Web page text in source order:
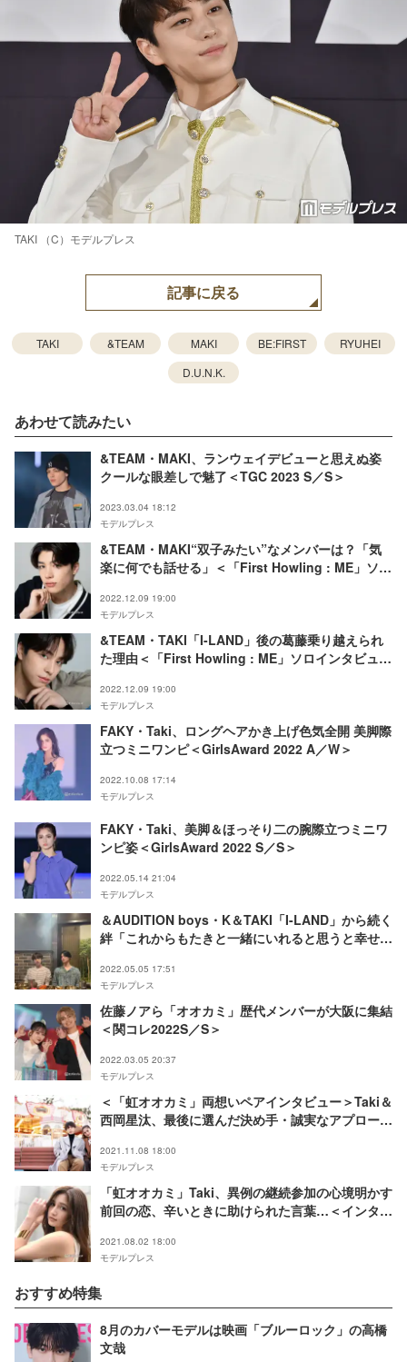
TAKI （C）モデルプレス
記事に戻る
TAKI &TEAM MAKI BE:FIRST
RYUHEI
D.U.N.K.
あわせて読みたい
&TEAM・MAKI、ランウェイデビューと思えぬ姿
クールな眼差しで魅了＜TGC 2023 S／S＞
2023.03.04 18:12
モデルプレス
&TEAM・MAKI“双子みたい”なメンバーは？「気
楽に何でも話せる」＜「First Howling : ME」ソロ
2022.12.09 19:00
モデルプレス
&TEAM・TAKI「I-LAND」後の葛藤乗り越えられ
た理由＜「First Howling : ME」ソロインタビュー
2022.12.09 19:00
モデルプレス
FAKY・Taki、ロングヘアかき上げ色気全開 美脚際
立つミニワンピ＜GirlsAward 2022 A／W＞
2022.10.08 17:14
モデルプレス
FAKY・Taki、美脚＆ほっそり二の腕際立つミニワ
ンピ姿＜GirlsAward 2022 S／S＞
2022.05.14 21:04
モデルプレス
＆AUDITION boys・K＆TAKI「I-LAND」から続く
絆「これからもたきと一緒にいれると思うと幸せだ
2022.05.05 17:51
モデルプレス
佐藤ノアら「オオカミ」歴代メンバーが大阪に集結
＜関コレ2022S／S＞
2022.03.05 20:37
モデルプレス
＜「虹オオカミ」両想いペアインタビュー＞Taki＆
西岡星汰、最後に選んだ決め手・誠実なアプローチ
かった」
2021.11.08 18:00
モデルプレス
「虹オオカミ」Taki、異例の継続参加の心境明かす
前回の恋、辛いときに助けられた言葉…＜インタビ
2021.08.02 18:00
モデルプレス
おすすめ特集
8月のカバーモデルは映画「ブルーロック」の高橋
文哉